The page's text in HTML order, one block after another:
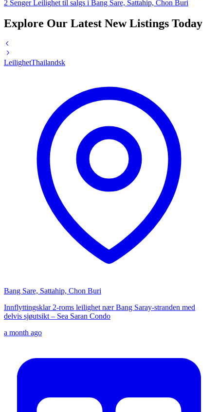
2 Senger Leilighet til salgs i Bang Sare, Sattahip, Chon Buri
Explore Our Latest New Listings Today
LeilighetThailandsk
Bang Sare, Sattahip, Chon Buri
Innflyttingsklar 2-roms leilighet nær Bang Saray-stranden med
delvis sjøutsikt – Sea Saran Condo
a month ago